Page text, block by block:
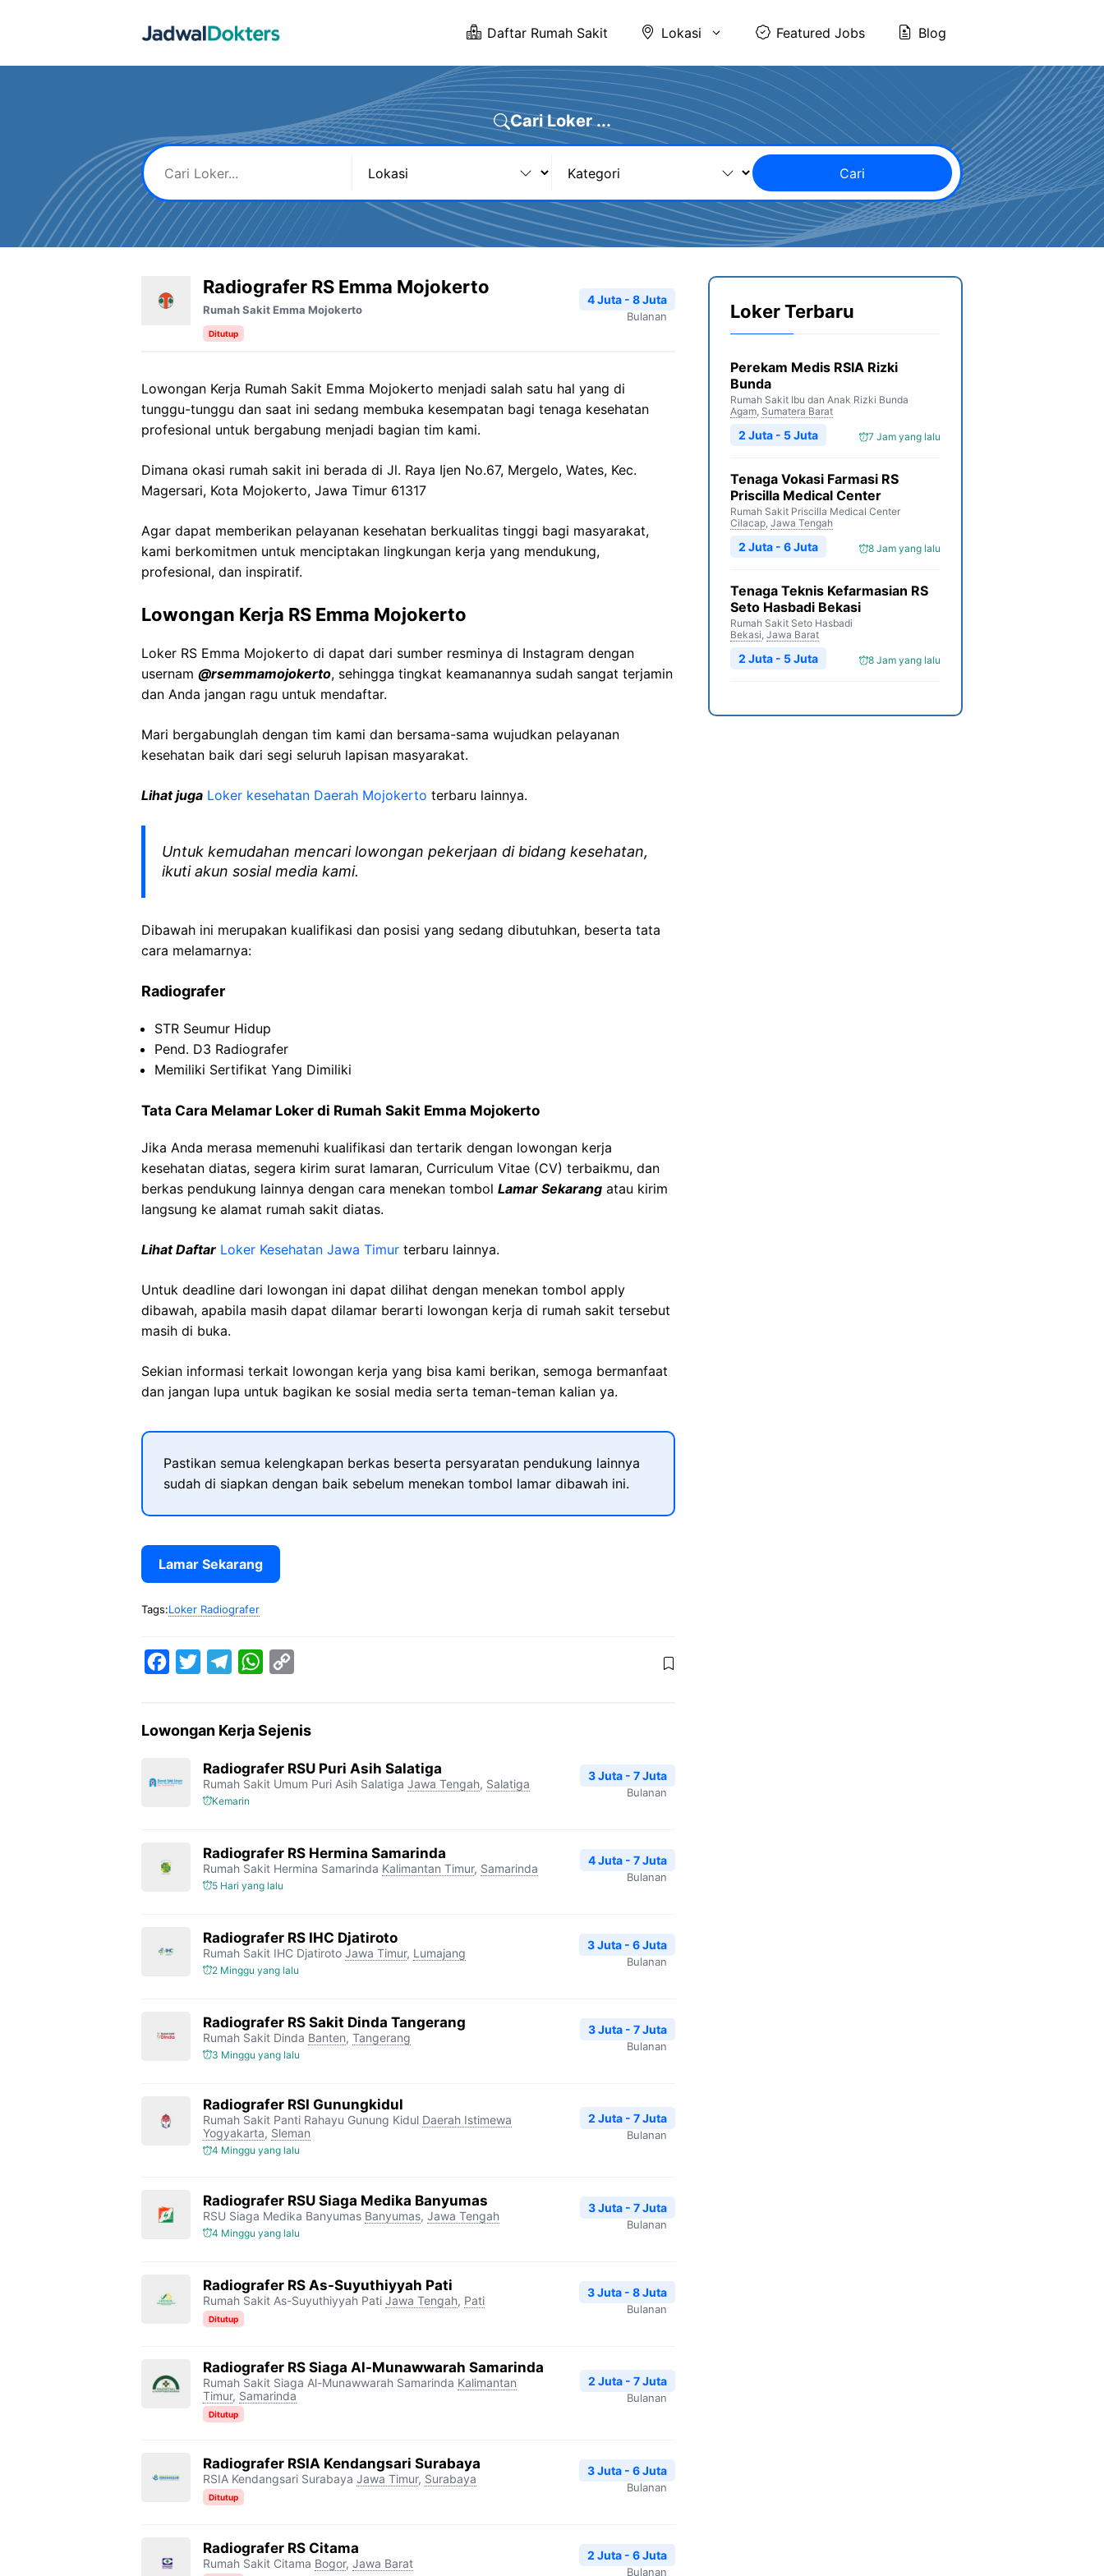
Daftar Rumah Sakit Lokasi Featured Jobs Blog
Cari Loker ...
Cari
Radiografer RS Emma Mojokerto
Rumah Sakit Emma Mojokerto
Ditutup
4 Juta - 8 Juta
Bulanan
Lowongan Kerja Rumah Sakit Emma Mojokerto menjadi salah satu hal yang di
tunggu-tunggu dan saat ini sedang membuka kesempatan bagi tenaga kesehatan
profesional untuk bergabung menjadi bagian tim kami.
Dimana okasi rumah sakit ini berada di Jl. Raya Ijen No.67, Mergelo, Wates, Kec.
Magersari, Kota Mojokerto, Jawa Timur 61317
Agar dapat memberikan pelayanan kesehatan berkualitas tinggi bagi masyarakat,
kami berkomitmen untuk menciptakan lingkungan kerja yang mendukung,
profesional, dan inspiratif.
Lowongan Kerja RS Emma Mojokerto
Loker RS Emma Mojokerto di dapat dari sumber resminya di Instagram dengan
usernam @rsemmamojokerto, sehingga tingkat keamanannya sudah sangat terjamin
dan Anda jangan ragu untuk mendaftar.
Mari bergabunglah dengan tim kami dan bersama-sama wujudkan pelayanan
kesehatan baik dari segi seluruh lapisan masyarakat.
Lihat juga Loker kesehatan Daerah Mojokerto terbaru lainnya.
Untuk kemudahan mencari lowongan pekerjaan di bidang kesehatan,
ikuti akun sosial media kami.
Dibawah ini merupakan kualifikasi dan posisi yang sedang dibutuhkan, beserta tata
cara melamarnya:
Radiografer
STR Seumur Hidup
Pend. D3 Radiografer
Memiliki Sertifikat Yang Dimiliki
Tata Cara Melamar Loker di Rumah Sakit Emma Mojokerto
Jika Anda merasa memenuhi kualifikasi dan tertarik dengan lowongan kerja
kesehatan diatas, segera kirim surat lamaran, Curriculum Vitae (CV) terbaikmu, dan
berkas pendukung lainnya dengan cara menekan tombol Lamar Sekarang atau kirim
langsung ke alamat rumah sakit diatas.
Lihat Daftar Loker Kesehatan Jawa Timur terbaru lainnya.
Untuk deadline dari lowongan ini dapat dilihat dengan menekan tombol apply
dibawah, apabila masih dapat dilamar berarti lowongan kerja di rumah sakit tersebut
masih di buka.
Sekian informasi terkait lowongan kerja yang bisa kami berikan, semoga bermanfaat
dan jangan lupa untuk bagikan ke sosial media serta teman-teman kalian ya.
Pastikan semua kelengkapan berkas beserta persyaratan pendukung lainnya
sudah di siapkan dengan baik sebelum menekan tombol lamar dibawah ini.
Lamar Sekarang
Tags:Loker Radiografer
e
o
t
t
e
r
e
g
r
a
W
t
s
A
y
L
i
Lowongan Kerja Sejenis
Radiografer RSU Puri Asih Salatiga
Rumah Sakit Umum Puri Asih Salatiga Jawa Tengah, Salatiga
Kemarin
3 Juta - 7 Juta
Bulanan
Radiografer RS Hermina Samarinda
Rumah Sakit Hermina Samarinda Kalimantan Timur, Samarinda
5 Hari yang lalu
4 Juta - 7 Juta
Bulanan
Radiografer RS IHC Djatiroto
Rumah Sakit IHC Djatiroto Jawa Timur, Lumajang
2 Minggu yang lalu
3 Juta - 6 Juta
Bulanan
Radiografer RS Sakit Dinda Tangerang
Rumah Sakit Dinda Banten, Tangerang
3 Minggu yang lalu
3 Juta - 7 Juta
Bulanan
Radiografer RSI Gunungkidul
Rumah Sakit Panti Rahayu Gunung Kidul Daerah Istimewa
Yogyakarta, Sleman
4 Minggu yang lalu
2 Juta - 7 Juta
Bulanan
Radiografer RSU Siaga Medika Banyumas
RSU Siaga Medika Banyumas Banyumas, Jawa Tengah
4 Minggu yang lalu
3 Juta - 7 Juta
Bulanan
Radiografer RS As-Suyuthiyyah Pati
Rumah Sakit As-Suyuthiyyah Pati Jawa Tengah, Pati
Ditutup
3 Juta - 8 Juta
Bulanan
Radiografer RS Siaga Al-Munawwarah Samarinda
Rumah Sakit Siaga Al-Munawwarah Samarinda Kalimantan
Timur, Samarinda
Ditutup
2 Juta - 7 Juta
Bulanan
Radiografer RSIA Kendangsari Surabaya
RSIA Kendangsari Surabaya Jawa Timur, Surabaya
Ditutup
3 Juta - 6 Juta
Bulanan
Radiografer RS Citama
Rumah Sakit Citama Bogor, Jawa Barat
2 Juta - 6 Juta
Bulanan
Loker Terbaru
Perekam Medis RSIA Rizki
Bunda
Rumah Sakit Ibu dan Anak Rizki Bunda
Agam, Sumatera Barat
7 Jam yang lalu
2 Juta - 5 Juta
Tenaga Vokasi Farmasi RS
Priscilla Medical Center
Rumah Sakit Priscilla Medical Center
Cilacap, Jawa Tengah
8 Jam yang lalu
2 Juta - 6 Juta
Tenaga Teknis Kefarmasian RS
Seto Hasbadi Bekasi
Rumah Sakit Seto Hasbadi
Bekasi, Jawa Barat
8 Jam yang lalu
2 Juta - 5 Juta